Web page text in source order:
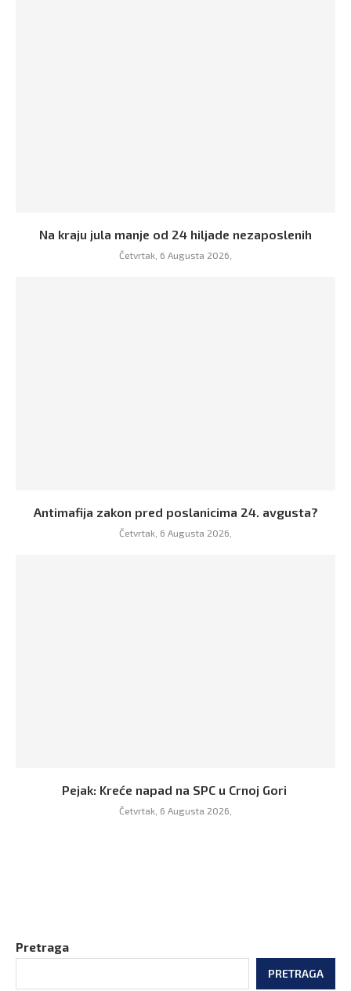
Na kraju jula manje od 24 hiljade nezaposlenih
Četvrtak, 6 Augusta 2026,
Antimafija zakon pred poslanicima 24. avgusta?
Četvrtak, 6 Augusta 2026,
Pejak: Kreće napad na SPC u Crnoj Gori
Četvrtak, 6 Augusta 2026,
Pretraga
PRETRAGA